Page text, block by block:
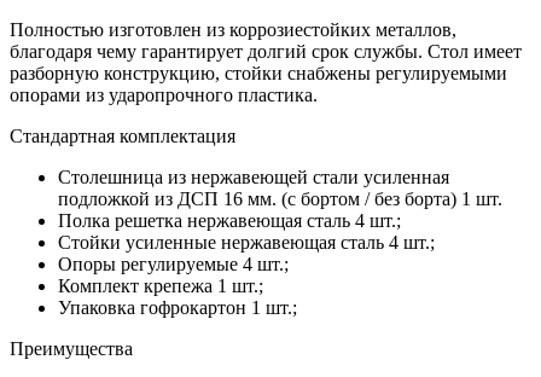
Полностью изготовлен из коррозиестойких металлов,
благодаря чему гарантирует долгий срок службы. Стол имеет
разборную конструкцию, стойки снабжены регулируемыми
опорами из ударопрочного пластика.
Стандартная комплектация
Столешница из нержавеющей стали усиленная
подложкой из ДСП 16 мм. (с бортом / без борта) 1 шт.
Полка решетка нержавеющая сталь 4 шт.;
Стойки усиленные нержавеющая сталь 4 шт.;
Опоры регулируемые 4 шт.;
Комплект крепежа 1 шт.;
Упаковка гофрокартон 1 шт.;
Преимущества